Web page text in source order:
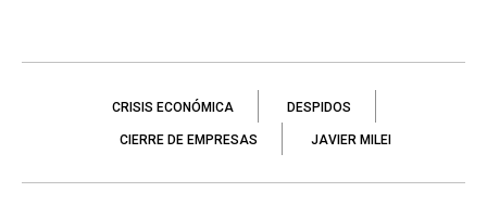
CRISIS ECONÓMICA DESPIDOS
CIERRE DE EMPRESAS JAVIER MILEI